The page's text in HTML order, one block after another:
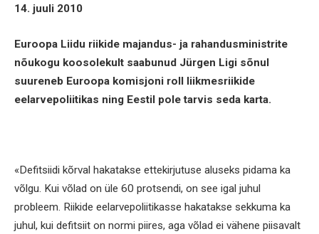
14. juuli 2010
Euroopa Liidu riikide majandus- ja rahandusministrite
nõukogu koosolekult saabunud Jürgen Ligi sõnul
suureneb Euroopa komisjoni roll liikmesriikide
eelarvepoliitikas ning Eestil pole tarvis seda karta.
«Defitsiidi kõrval hakatakse ettekirjutuse aluseks pidama ka
võlgu. Kui võlad on üle 60 protsendi, on see igal juhul
probleem. Riikide eelarvepoliitikasse hakatakse sekkuma ka
juhul, kui defitsiit on normi piires, aga võlad ei vähene piisavalt